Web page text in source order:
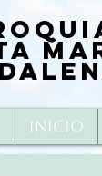
Inicio